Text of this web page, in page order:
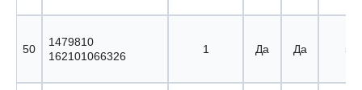
50
1479810
162101066326
1 Да Да 58